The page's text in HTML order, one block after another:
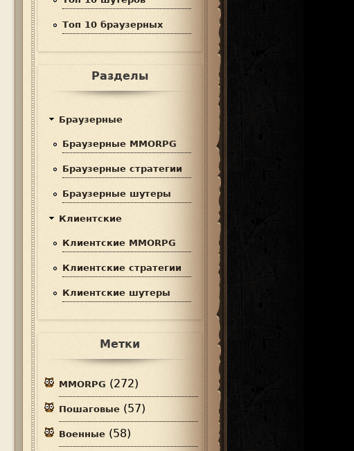
Топ 10 браузерных
Разделы
Браузерные
Браузерные MMORPG
Браузерные стратегии
Браузерные шутеры
Клиентские
Клиентские MMORPG
Клиентские стратегии
Клиентские шутеры
Метки
MMORPG (272)
Пошаговые (57)
Военные (58)